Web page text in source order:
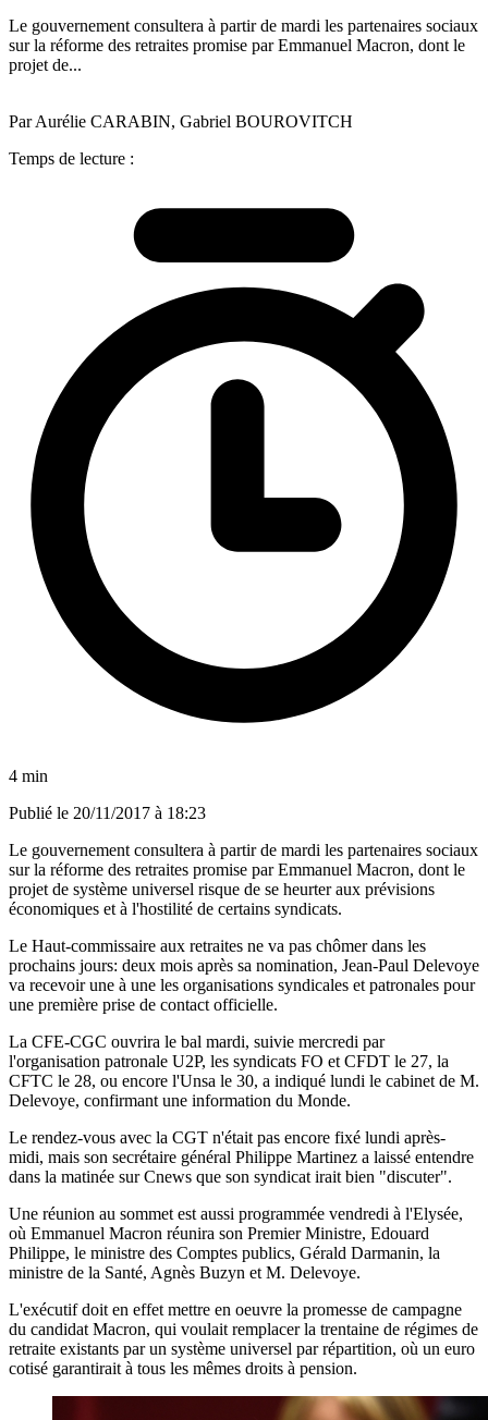
Le gouvernement consultera à partir de mardi les partenaires sociaux
sur la réforme des retraites promise par Emmanuel Macron, dont le
projet de...
Par Aurélie CARABIN, Gabriel BOUROVITCH
Temps de lecture :
4 min
Publié le 20/11/2017 à 18:23
Le gouvernement consultera à partir de mardi les partenaires sociaux
sur la réforme des retraites promise par Emmanuel Macron, dont le
projet de système universel risque de se heurter aux prévisions
économiques et à l'hostilité de certains syndicats.
Le Haut-commissaire aux retraites ne va pas chômer dans les
prochains jours: deux mois après sa nomination, Jean-Paul Delevoye
va recevoir une à une les organisations syndicales et patronales pour
une première prise de contact officielle.
La CFE-CGC ouvrira le bal mardi, suivie mercredi par
l'organisation patronale U2P, les syndicats FO et CFDT le 27, la
CFTC le 28, ou encore l'Unsa le 30, a indiqué lundi le cabinet de M.
Delevoye, confirmant une information du Monde.
Le rendez-vous avec la CGT n'était pas encore fixé lundi après-
midi, mais son secrétaire général Philippe Martinez a laissé entendre
dans la matinée sur Cnews que son syndicat irait bien "discuter".
Une réunion au sommet est aussi programmée vendredi à l'Elysée,
où Emmanuel Macron réunira son Premier Ministre, Edouard
Philippe, le ministre des Comptes publics, Gérald Darmanin, la
ministre de la Santé, Agnès Buzyn et M. Delevoye.
L'exécutif doit en effet mettre en oeuvre la promesse de campagne
du candidat Macron, qui voulait remplacer la trentaine de régimes de
retraite existants par un système universel par répartition, où un euro
cotisé garantirait à tous les mêmes droits à pension.